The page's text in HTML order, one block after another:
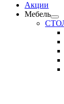
Акции
Мебель